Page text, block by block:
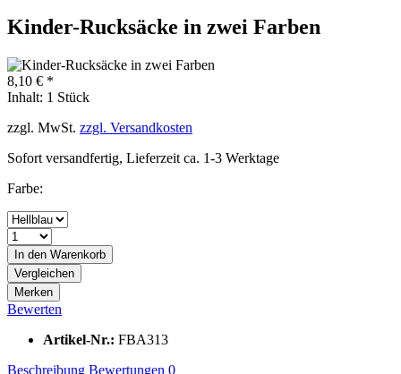
Kinder-Rucksäcke in zwei Farben
8,10 € *
Inhalt: 1 Stück
zzgl. MwSt. zzgl. Versandkosten
Sofort versandfertig, Lieferzeit ca. 1-3 Werktage
Farbe:
In den Warenkorb
Vergleichen
Merken
Bewerten
Artikel-Nr.: FBA313
Beschreibung Bewertungen 0